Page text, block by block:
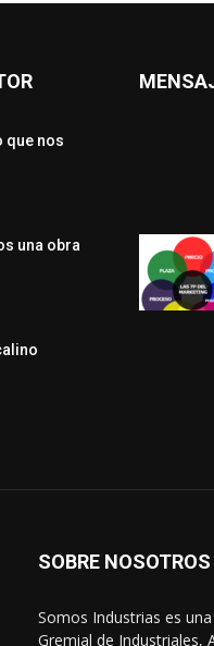
que nos
una obra
SOBRE NOSOTROS
Somos Industrias es
Gremial de Industriales,